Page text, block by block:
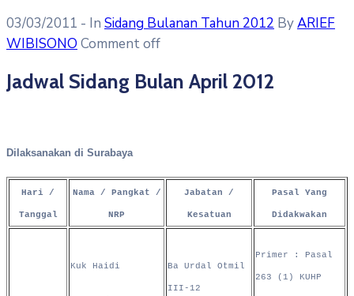
03/03/2011 - In Sidang Bulanan Tahun 2012 ByARIEF
WIBISONO Comment off
Jadwal Sidang Bulan April 2012
Dilaksanakan di Surabaya
Hari /
Tanggal
Nama / Pangkat /
NRP
Jabatan /
Kesatuan
Pasal Yang
Didakwakan
Kuk Haidi Ba Urdal Otmil
III-12
Primer : Pasal
263 (1) KUHP